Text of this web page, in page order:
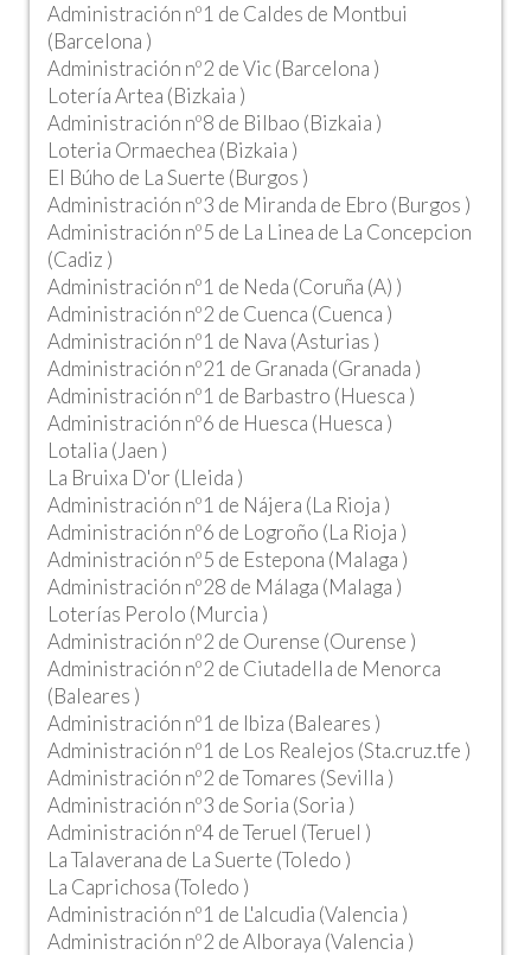
Administración nº1 de Caldes de Montbui
(Barcelona )
Administración nº2 de Vic (Barcelona )
Lotería Artea (Bizkaia )
Administración nº8 de Bilbao (Bizkaia )
Loteria Ormaechea (Bizkaia )
El Búho de La Suerte (Burgos )
Administración nº3 de Miranda de Ebro (Burgos )
Administración nº5 de La Linea de La Concepcion
(Cadiz )
Administración nº1 de Neda (Coruña (A) )
Administración nº2 de Cuenca (Cuenca )
Administración nº1 de Nava (Asturias )
Administración nº21 de Granada (Granada )
Administración nº1 de Barbastro (Huesca )
Administración nº6 de Huesca (Huesca )
Lotalia (Jaen )
La Bruixa D'or (Lleida )
Administración nº1 de Nájera (La Rioja )
Administración nº6 de Logroño (La Rioja )
Administración nº5 de Estepona (Malaga )
Administración nº28 de Málaga (Malaga )
Loterías Perolo (Murcia )
Administración nº2 de Ourense (Ourense )
Administración nº2 de Ciutadella de Menorca
(Baleares )
Administración nº1 de Ibiza (Baleares )
Administración nº1 de Los Realejos (Sta.cruz.tfe )
Administración nº2 de Tomares (Sevilla )
Administración nº3 de Soria (Soria )
Administración nº4 de Teruel (Teruel )
La Talaverana de La Suerte (Toledo )
La Caprichosa (Toledo )
Administración nº1 de L'alcudia (Valencia )
Administración nº2 de Alboraya (Valencia )